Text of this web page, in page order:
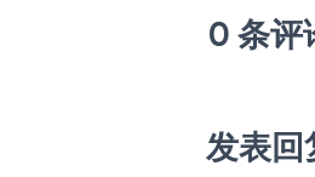
0 条评
发表回